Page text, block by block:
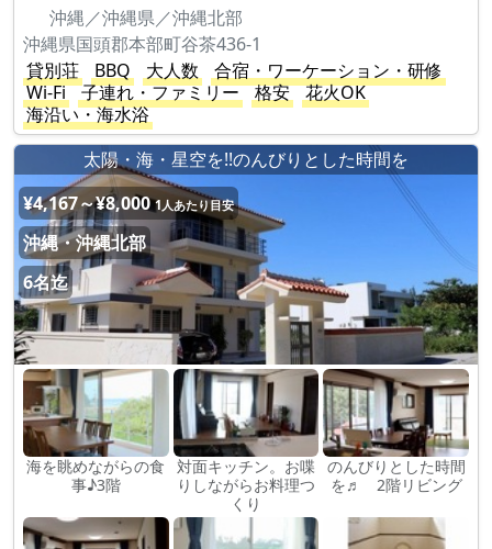
沖縄／沖縄県／沖縄北部
沖縄県国頭郡本部町谷茶436-1
貸別荘
BBQ 大人数
合宿・ワーケーション・研修
Wi-Fi
子連れ・ファミリー 格安
花火OK
海沿い・海水浴
太陽・海・星空を!!のんびりとした時間を
¥4,167～¥8,000 1人あたり目安
沖縄・沖縄北部
6名迄
海を眺めながらの食
事♪3階
対面キッチン。お喋
りしながらお料理つ
くり
のんびりとした時間
を♬ 2階リビング